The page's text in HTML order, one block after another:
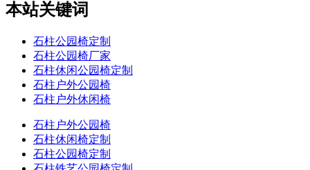
本站关键词
石柱公园椅定制
石柱公园椅厂家
石柱休闲公园椅定制
石柱户外公园椅
石柱户外休闲椅
石柱户外公园椅
石柱休闲椅定制
石柱公园椅定制